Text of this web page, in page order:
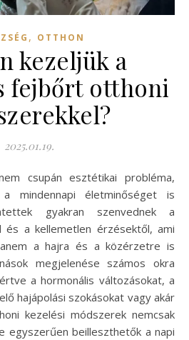
, OTTHON
kezeljük a
fejbőrt otthoni
2025.01.19.
mindennapi életminőséget is
gyakran szenvednek a
és a kellemetlen érzésektől, ami
a hajra és a közérzetre is
megjelenése számos okra
a hormonális változásokat, a
hajápolási szokásokat vagy akár
kezelési módszerek nemcsak
egyszerűen beilleszthetők a napi